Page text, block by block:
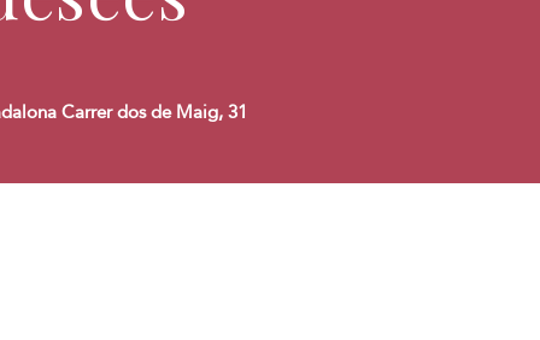
Carrer dos de Maig, 31